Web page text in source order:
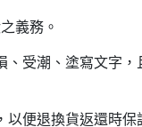
義務。
受潮、塗寫文字
便退換貨返還時保